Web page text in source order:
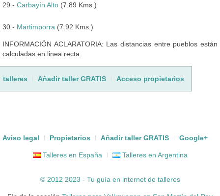
29.- Carbayín Alto (7.89 Kms.)
30.- Martimporra (7.92 Kms.)
INFORMACIÓN ACLARATORIA: Las distancias entre pueblos están
calculadas en linea recta.
talleres Añadir taller GRATIS Acceso propietarios
Aviso legal Propietarios Añadir taller GRATIS Google+
Talleres en España Talleres en Argentina
© 2012 2023 - Tu guía en internet de talleres